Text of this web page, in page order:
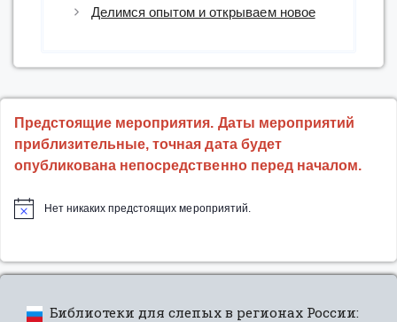
Делимся опытом и открываем новое
Предстоящие мероприятия. Даты мероприятий
приблизительные, точная дата будет
опубликована непосредственно перед началом.
Нет никаких предстоящих мероприятий.
Библиотеки для слепых в регионах России: